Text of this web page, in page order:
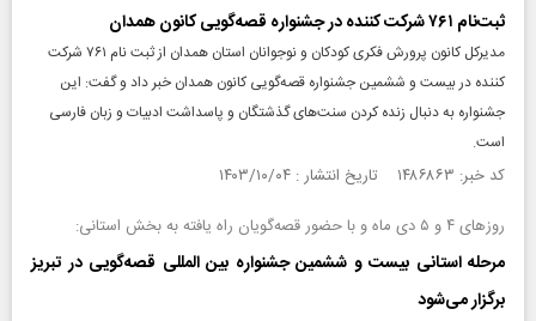
ثبت‌نام ۷۶۱ شرکت کننده در جشنواره قصه‌گویی کانون همدان
مدیرکل کانون پرورش فکری کودکان و نوجوانان استان همدان از ثبت نام ۷۶۱ شرکت
کننده در بیست و ششمین جشنواره قصه‌گویی کانون همدان خبر داد و گفت: این
جشنواره به دنبال زنده کردن سنت‌های گذشتگان و پاسداشت ادبیات و زبان فارسی
است.
کد خبر: ۱۴۸۶۸۶۳ تاریخ انتشار : ۱۴۰۳/۱۰/۰۴
روزهای ۴ و ۵ دی ماه و با حضور قصه‌گویان راه یافته به بخش استانی:
مرحله استانی بیست و ششمین جشنواره بین المللی قصه‌گویی در تبریز
برگزار می‌شود